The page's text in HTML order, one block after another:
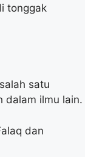
tonggak
satu
dalam ilmu lain.
dan